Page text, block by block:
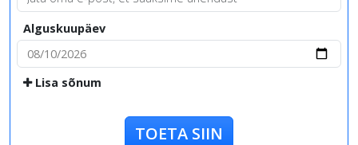
Alguskuupäev
Lisa sõnum
TOETA SIIN